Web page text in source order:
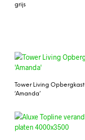
grijs
Tower Living Opbergkast
‘Amanda’